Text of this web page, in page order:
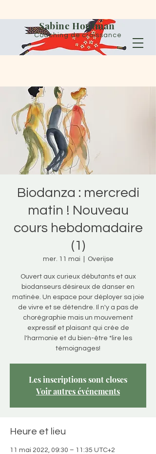
Sabine Houtman
Coaching de croissance
Biodanza : mercredi
matin ! Nouveau
cours hebdomadaire
(1)
mer. 11 mai Overijse
Ouvert aux curieux débutants et aux
biodanseurs désireux de danser en
matinée. Un espace pour déployer sa joie
de vivre et se détendre. Il n'y a pas de
chorégraphie mais un mouvement
expressif et plaisant qui crée de
l'harmonie et du bien-être *lire les
témoignages!
Les inscriptions sont closes
Voir autres événements
Heure et lieu
11 mai 2022, 09:30 – 11:35 UTC+2